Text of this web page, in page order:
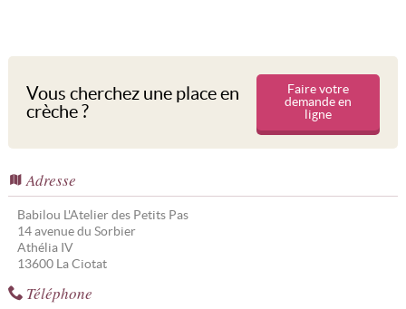
Vous cherchez une place en
crèche ?
Faire votre
demande en
ligne
Adresse
Babilou L'Atelier des Petits Pas
14 avenue du Sorbier
Athélia IV
13600 La Ciotat
Téléphone